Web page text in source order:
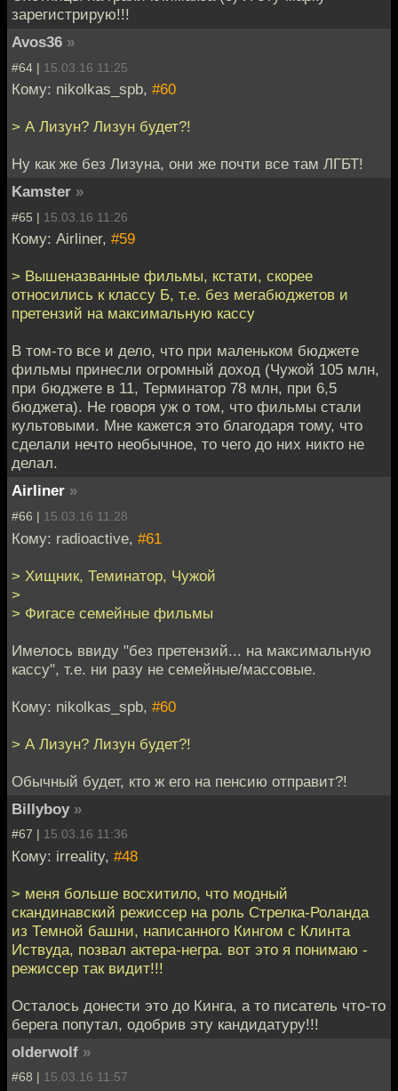
зарегистрирую!!!
Avos36 »
#64 | 15.03.16 11:25
Кому: nikolkas_spb, #60
> А Лизун? Лизун будет?!
Ну как же без Лизуна, они же почти все там ЛГБТ!
Kamster »
#65 | 15.03.16 11:26
Кому: Airliner, #59
> Вышеназванные фильмы, кстати, скорее
относились к классу Б, т.е. без мегабюджетов и
претензий на максимальную кассу
В том-то все и дело, что при маленьком бюджете
фильмы принесли огромный доход (Чужой 105 млн,
при бюджете в 11, Терминатор 78 млн, при 6,5
бюджета). Не говоря уж о том, что фильмы стали
культовыми. Мне кажется это благодаря тому, что
сделали нечто необычное, то чего до них никто не
делал.
Airliner »
#66 | 15.03.16 11:28
Кому: radioactive, #61
> Хищник, Теминатор, Чужой
>
> Фигасе семейные фильмы
Имелось ввиду "без претензий... на максимальную
кассу", т.е. ни разу не семейные/массовые.
Кому: nikolkas_spb, #60
> А Лизун? Лизун будет?!
Обычный будет, кто ж его на пенсию отправит?!
Billyboy »
#67 | 15.03.16 11:36
Кому: irreality, #48
> меня больше восхитило, что модный
скандинавский режиссер на роль Стрелка-Роланда
из Темной башни, написанного Кингом с Клинта
Иствуда, позвал актера-негра. вот это я понимаю -
режиссер так видит!!!
Осталось донести это до Кинга, а то писатель что-то
берега попутал, одобрив эту кандидатуру!!!
olderwolf »
#68 | 15.03.16 11:57